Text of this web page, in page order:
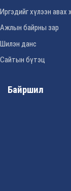
Иргэдийг хүлээн авах
Ажлын байрны зар
Шилэн данс
Сайтын бүтэц
Байршил